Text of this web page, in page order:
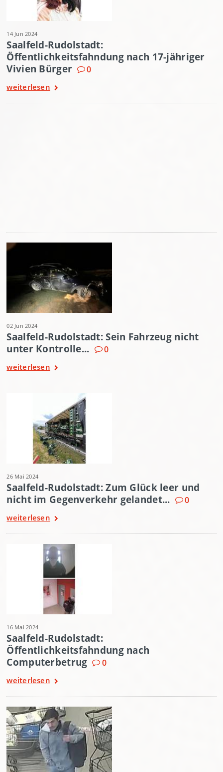
14 Jun 2024
Saalfeld-Rudolstadt:
Öffentlichkeitsfahndung nach 17-jähriger
Vivien Bürger
0
weiterlesen
02 Jun 2024
Saalfeld-Rudolstadt: Sein Fahrzeug nicht
unter Kontrolle...
0
weiterlesen
26 Mai 2024
Saalfeld-Rudolstadt: Zum Glück leer und
nicht im Gegenverkehr gelandet...
0
weiterlesen
16 Mai 2024
Saalfeld-Rudolstadt:
Öffentlichkeitsfahndung nach
Computerbetrug
0
weiterlesen